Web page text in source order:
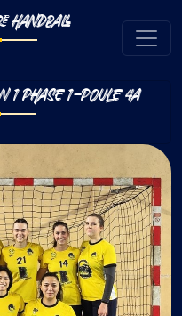
HANDBALL
1 PHASE 1-POULE 4A